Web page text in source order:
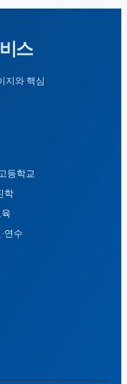
스
지와 핵심
등학교
학
연수